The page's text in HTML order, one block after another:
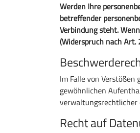
Werden Ihre
betreffender
Verbindung steht.
(Widerspruch nach Art.
Im Falle von
gewöhnlichen
verwaltungsrechtlicher
Recht auf